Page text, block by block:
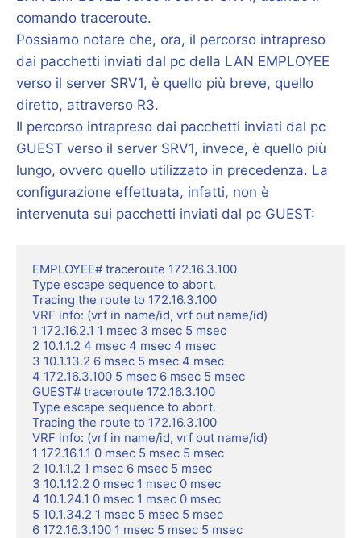
comando traceroute.
Possiamo notare che, ora, il percorso intrapreso
dai pacchetti inviati dal pc della LAN EMPLOYEE
verso il server SRV1, è quello più breve, quello
diretto, attraverso R3.
Il percorso intrapreso dai pacchetti inviati dal pc
GUEST verso il server SRV1, invece, è quello più
lungo, ovvero quello utilizzato in precedenza. La
configurazione effettuata, infatti, non è
intervenuta sui pacchetti inviati dal pc GUEST:
EMPLOYEE# traceroute 172.16.3.100
Type escape sequence to abort.
Tracing the route to 172.16.3.100
VRF info: (vrf in name/id, vrf out name/id)
1 172.16.2.1 1 msec 3 msec 5 msec
2 10.1.1.2 4 msec 4 msec 4 msec
3 10.1.13.2 6 msec 5 msec 4 msec
4 172.16.3.100 5 msec 6 msec 5 msec
GUEST# traceroute 172.16.3.100
Type escape sequence to abort.
Tracing the route to 172.16.3.100
VRF info: (vrf in name/id, vrf out name/id)
1 172.16.1.1 0 msec 5 msec 5 msec
2 10.1.1.2 1 msec 6 msec 5 msec
3 10.1.12.2 0 msec 1 msec 0 msec
4 10.1.24.1 0 msec 1 msec 0 msec
5 10.1.34.2 1 msec 5 msec 5 msec
6 172.16.3.100 1 msec 5 msec 5 msec